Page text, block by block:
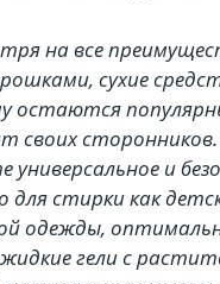
на все
сухие
остаются
своих
универсальное и
для стирки как
одежды,
гели с